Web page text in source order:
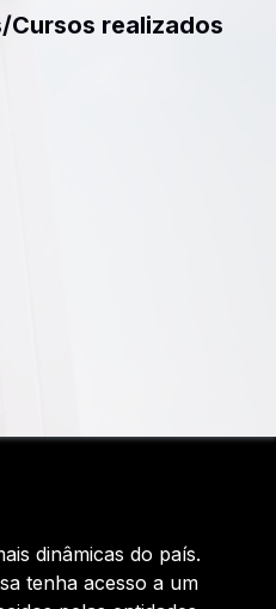
Cursos realizados
dinâmicas do país.
tenha acesso a um